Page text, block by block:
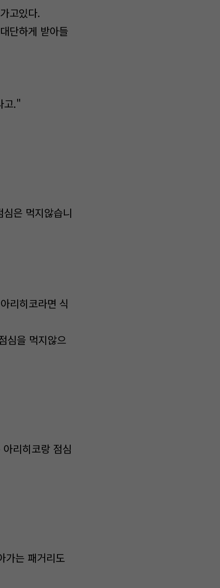
고있다.
단하게 받아들
고."
은 먹지않습니
리히코라면 식
심을 먹지않으
리히코랑 점심
가는 패거리도